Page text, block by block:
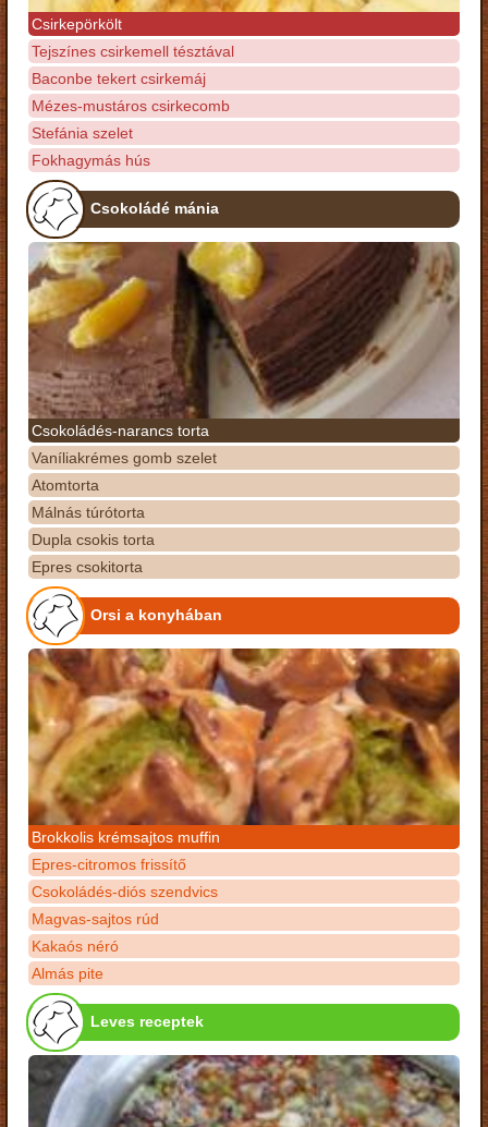
Csirkepörkölt
Tejszínes csirkemell tésztával
Baconbe tekert csirkemáj
Mézes-mustáros csirkecomb
Stefánia szelet
Fokhagymás hús
Csokoládé mánia
Csokoládés-narancs torta
Vaníliakrémes gomb szelet
Atomtorta
Málnás túrótorta
Dupla csokis torta
Epres csokitorta
Orsi a konyhában
Brokkolis krémsajtos muffin
Epres-citromos frissítő
Csokoládés-diós szendvics
Magvas-sajtos rúd
Kakaós néró
Almás pite
Leves receptek